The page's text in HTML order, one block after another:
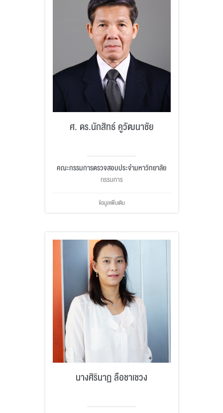
ศ. ดร.นักสิทธ์ คูวัฒนาชัย
คณะกรรมการตรวจสอบประจำมหาวิทยาลัย
กรรมการ
ข้อมูลเพิ่มเติม
นางศิรินาฏ ลือชาเชวง